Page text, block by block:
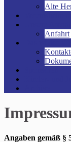
Alte
Anfahrt
Angaben gemäß §